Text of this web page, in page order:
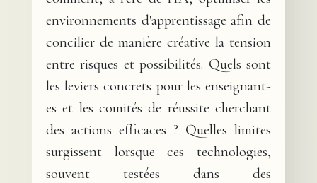
environnements d'apprentissage afin de
concilier de manière créative la tension
entre risques et possibilités. Quels sont
les leviers concrets pour les enseignant-
es et les comités de réussite cherchant
des actions efficaces ? Quelles limites
surgissent lorsque ces technologies,
souvent testées dans des